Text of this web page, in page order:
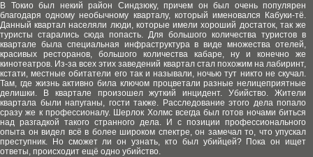
В Токио был некий район Синдзюку, причем он был очень популярен
благодаря одному необычному кварталу, который именовался Кабуки-тё.
Данный квартал населяли люди, которые имели хороший достаток, так же
туристы старались сюда попасть. Для большого количества туристов в
квартале была специальная инфраструктура в виде множества отелей,
красивых ресторанов, большого количества кабаре, ну и конечно же
кинотеатров. Из-за всех этих заведений квартал стал похожим на лабиринт,
кстати, местные обитатели его так и называли, ночью тут никто не скучал.
Там, где жизнь активно била ключом процветали разные нелицеприятные
делишки. В квартале произошел жуткий инцидент. Убийство. Жители
квартала были напуганы, гости также. Расследование этого дела попало
сразу же к профессионалу. Шерлок Холмс всегда был готов ночами биться
над разгадкой такого странного дела. И с позиции профессионального
опыта он видел всё в более широком спектре, он замечал то, что упускал
преступник. Но сможет ли он узнать, кто был убийцей? Пока он ищет
ответы, происходит ещё одно убийство.